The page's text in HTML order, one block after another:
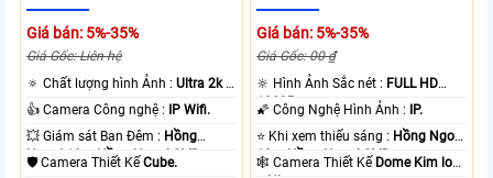
Giá bán: 5%-35%
Giá Gốc: Liên hệ
🔅 Chất lượng hình Ảnh :Ultra 2k +
.
👍 Camera Công nghệ :
IP Wifi.
💥 Giám sát Ban Đêm : Hồng
Ngoại 10m Hồng Ngoại SMD.
🛡 Camera Thiết KếCube.
Giá bán: 5%-35%
Giá Gốc: 00 ₫
🔆 Hình Ảnh Sắc nét : FULL HD
1080P .
🌠 Công Nghệ Hình Ảnh :
IP.
⭐ Khi xem thiếu sáng : Hồng Ngoại
10m Hồng Ngoại SMD.
🕸️ Camera Thiết Kế Dome Kim loại